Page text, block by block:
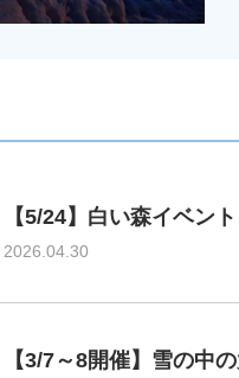
【5/24】白い森イベン
2026.04.30
【3/7～8開催】雪の中